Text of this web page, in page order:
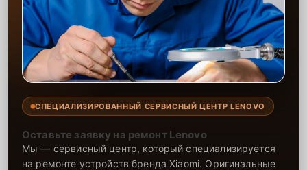
СПЕЦИАЛИЗИРОВАННЫЙ СЕРВИСНЫЙ ЦЕНТР LENOVO
Оставьте заявку на ремонт Lenovo
Мы — сервисный центр, который специализируется
на ремонте устройств бренда Xiaomi. Оригинальные